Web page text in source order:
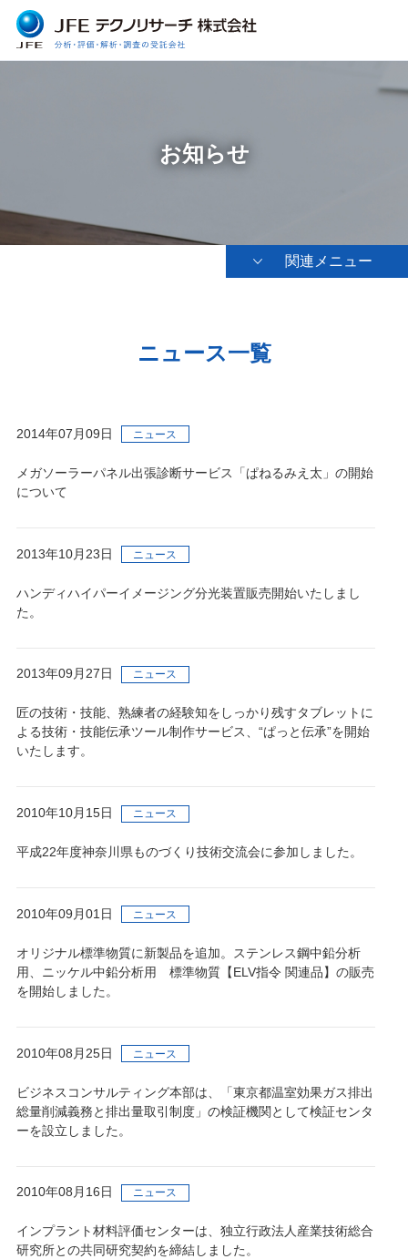
お知らせ
関連メニュー
ニュース一覧
2014年07月09日 ニュース
メガソーラーパネル出張診断サービス「ぱねるみえ太」の開始
について
2013年10月23日 ニュース
ハンディハイパーイメージング分光装置販売開始いたしまし
た。
2013年09月27日 ニュース
匠の技術・技能、熟練者の経験知をしっかり残すタブレットに
よる技術・技能伝承ツール制作サービス、“ぱっと伝承”を開始
いたします。
2010年10月15日 ニュース
平成22年度神奈川県ものづくり技術交流会に参加しました。
2010年09月01日 ニュース
オリジナル標準物質に新製品を追加。ステンレス鋼中鉛分析
用、ニッケル中鉛分析用 標準物質【ELV指令 関連品】の販売
を開始しました。
2010年08月25日 ニュース
ビジネスコンサルティング本部は、「東京都温室効果ガス排出
総量削減義務と排出量取引制度」の検証機関として検証センタ
ーを設立しました。
2010年08月16日 ニュース
インプラント材料評価センターは、独立行政法人産業技術総合
研究所との共同研究契約を締結しました。